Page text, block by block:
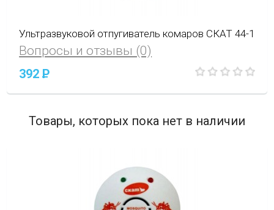
Ультразвуковой отпугиватель комаров СКАТ 44-1
Вопросы и отзывы (0)
392P
Товары, которых пока нет в наличии